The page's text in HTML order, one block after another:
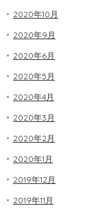
2020年10月
2020年9月
2020年6月
2020年5月
2020年4月
2020年3月
2020年2月
2020年1月
2019年12月
2019年11月